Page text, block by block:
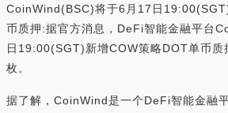
CoinWind(BSC)将于6月17日
币质押:据官方消息，DeFi智能金融平台
日19:00(SGT)新增COW策略DOT单币质
枚。
据了解，CoinWind是一个DeFi智能金融